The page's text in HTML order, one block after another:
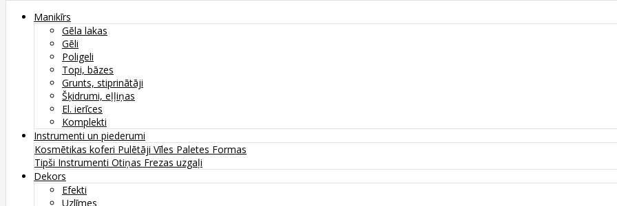
Manikīrs
Gēla lakas
Gēli
Poligeli
Topi, bāzes
Grunts, stiprinātāji
Šķidrumi, eļļiņas
El. ierīces
Komplekti
Instrumenti un piederumi
Kosmētikas koferi Pulētāji Vīles Paletes Formas
Tipši Instrumenti Otiņas Frezas uzgaļi
Dekors
Efekti
Uzlīmes